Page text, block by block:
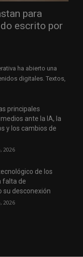
para
escrito por
ha abierto una
digitales. Textos,
principales
ante la IA, la
y los cambios de
2026
de los
falta de
su desconexión
2026